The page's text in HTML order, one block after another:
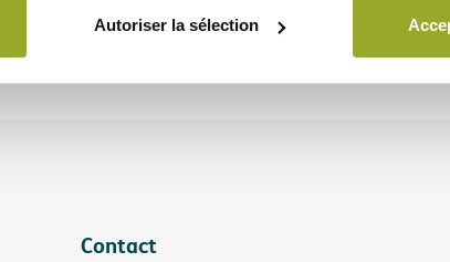
Autoriser la sélection
Contact